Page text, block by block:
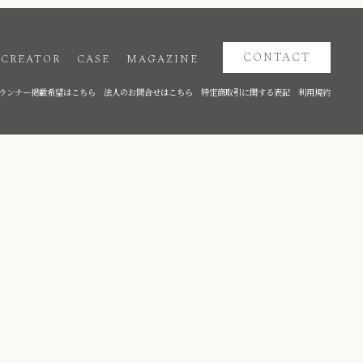
CREATOR CASE MAGAZINE CONTACT
ンナー掲載希望はこちら 法人のお問合せはこちら 特定商取引に関する表記 利用規約